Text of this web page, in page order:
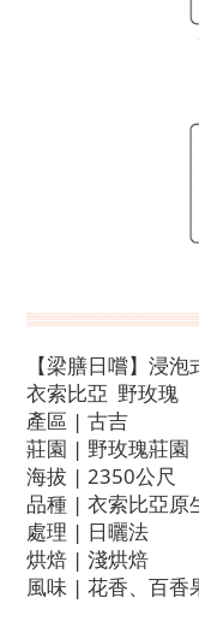
【梁膳日嚐】浸
衣索比亞 野玫瑰
產區 | 古吉
莊園 | 野玫瑰莊園
海拔 | 2350公尺
品種 | 衣索比亞原
處理 | 日曬法
烘焙 | 淺烘焙
風味 | 花香、百香